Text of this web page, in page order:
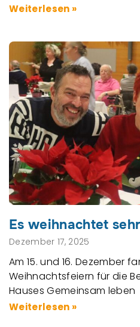
Weiterlesen »
Es weihnachtet sehr
Dezember 17, 2025
Am 15. und 16. Dezember
Weihnachtsfeiern für die
Hauses Gemeinsam leben
Weiterlesen »